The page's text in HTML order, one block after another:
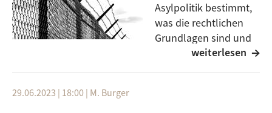
Asylpolitik bestimmt,
was die rechtlichen
Grundlagen sind und
wie NGOs in Ulm zu
amnesty international.
weiterlesen
29.06.2023 | 18:00 | M. Burger